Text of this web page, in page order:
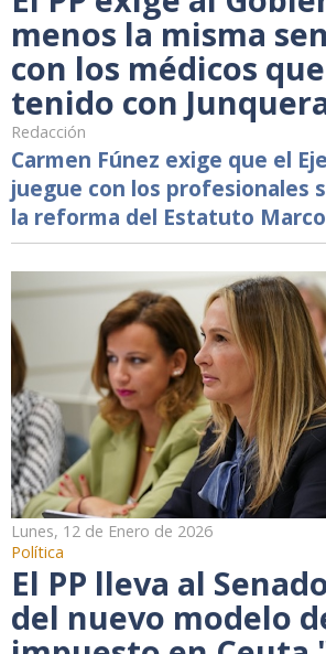
menos la misma
con los médicos
tenido con
Redacción
Carmen Fúnez exige que el
juegue con los profesionales
la reforma del Estatuto Marco
Lunes, 12 de Enero de 2026
Política
El PP lleva al
del nuevo modelo